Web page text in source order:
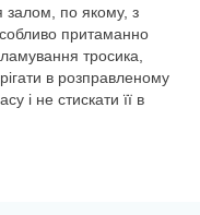
залом, по якому, з
притаманно
тросика,
в розправленому
і не стискати її в